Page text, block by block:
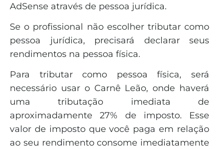
AdSense através de pessoa jurídica.
Se o profissional não escolher tributar como
pessoa jurídica, precisará declarar seus
rendimentos na pessoa física.
Para tributar como pessoa física, será
necessário usar o Carnê Leão, onde haverá
uma tributação imediata de
aproximadamente 27% de imposto. Esse
valor de imposto que você paga em relação
ao seu rendimento consome imediatamente